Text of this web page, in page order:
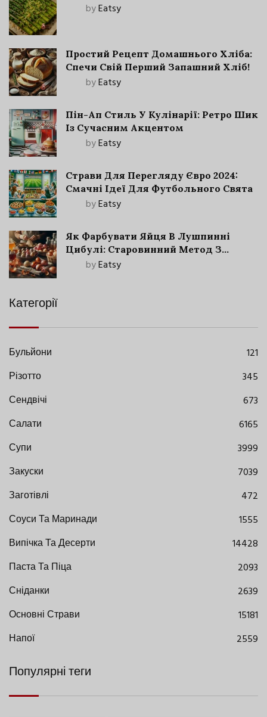
byEatsy
Простий Рецепт Домашнього Хліба:
Спечи Свій Перший Запашний Хліб!
byEatsy
Пін-Ап Стиль У Кулінарії: Ретро Шик
Із Сучасним Акцентом
byEatsy
Страви Для Перегляду Євро 2024:
Смачні Ідеї Для Футбольного Свята
byEatsy
Як Фарбувати Яйця В Лушпинні
Цибулі: Старовинний Метод З
Сучасними Нюансами
byEatsy
Категорії
Бульйони
121
Різотто
345
Сендвічі
673
Салати
6165
Супи
3999
Закуски
7039
Заготівлі
472
Соуси Та Маринади
1555
Випічка Та Десерти
14428
Паста Та Піца
2093
Сніданки
2639
Основні Страви
15181
Напої
2559
Популярні теги